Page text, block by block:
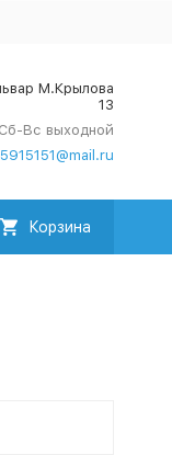
М.Крылова
13
Вс выходной
5915151@mail.ru
Корзина